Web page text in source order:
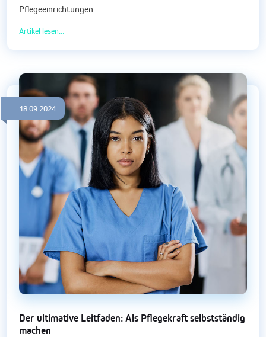
Pflegeeinrichtungen.
Artikel lesen...
18.09.2024
Der ultimative Leitfaden: Als Pflegekraft selbstständig
machen